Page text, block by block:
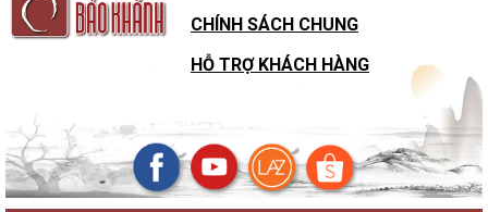
CHÍNH SÁCH CHUNG
HỖ TRỢ KHÁCH HÀNG